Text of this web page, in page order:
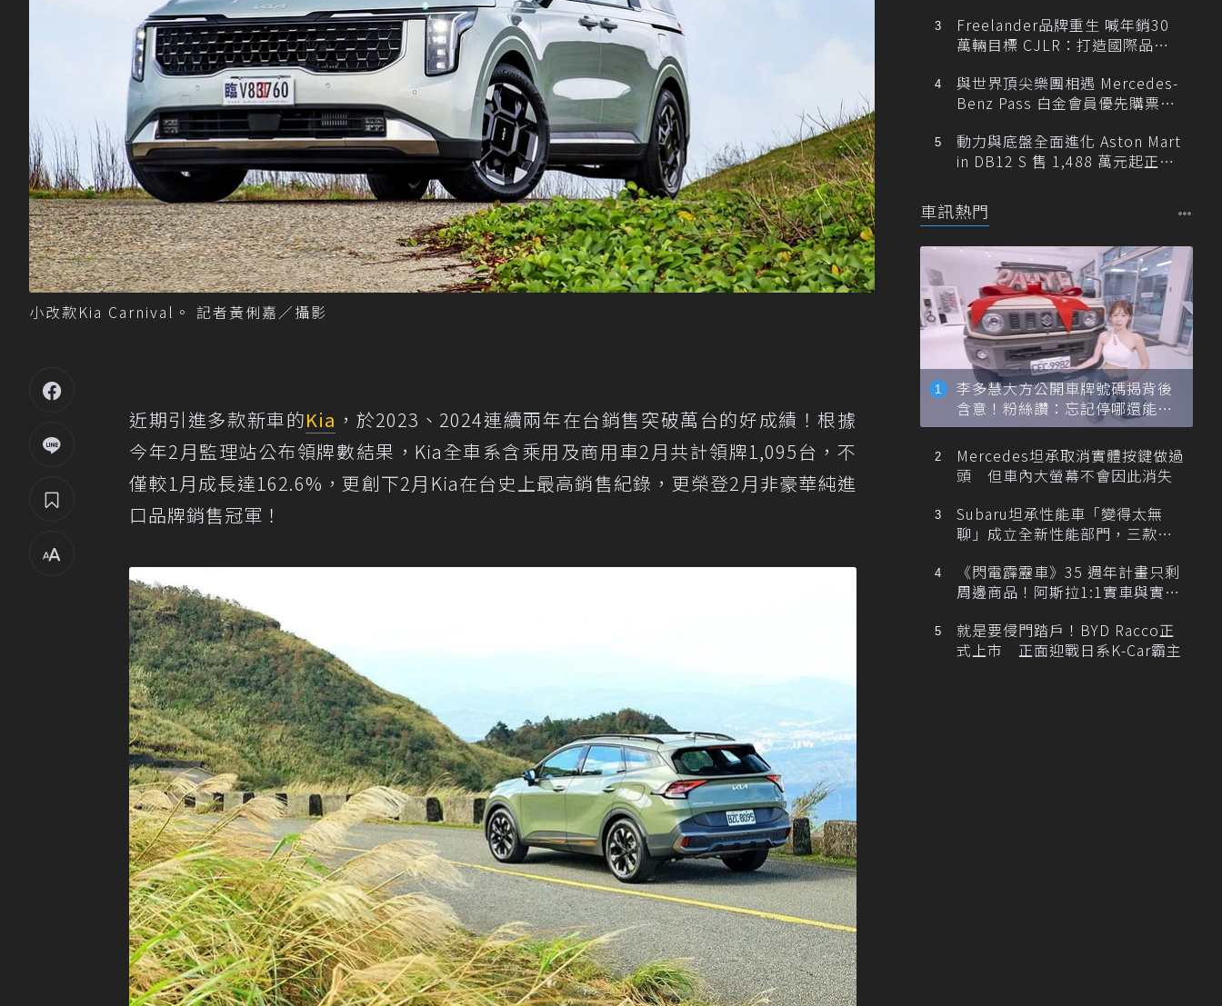
小改款Kia Carnival。 記者黃俐嘉／攝影
近期引進多款新車的Kia ，於2023、2024連續兩年在台銷售突破萬台的好成績！根據
今年2月監理站公布領牌數結果，Kia全車系含乘用及商用車2月共計領牌1,095台，不
僅較1月成長達162.6%，更創下2月Kia在台史上最高銷售紀錄，更榮登2月非豪華純進
口品牌銷售冠軍！
Freelander品牌重生 喊年銷30
萬輛目標 CJLR：打造國際品牌
與世界頂尖樂團相遇 Mercedes-
Benz Pass 白金會員優先購票維
動力與底盤全面進化 Aston Mart
in DB12 S 售 1,488 萬元起正式
車訊熱門
李多慧大方公開車牌號碼揭背後
含意！粉絲讚：忘記停哪還能幫
忙找車
Mercedes坦承取消實體按鍵做過
頭 但車內大螢幕不會因此消失
Subaru坦承性能車「變得太無
聊」成立全新性能部門，三款手
《閃電霹靂車》35 週年計畫只剩
周邊商品！阿斯拉1:1實車與實體
就是要侵門踏戶！BYD Racco正
式上市 正面迎戰日系K-Car霸主